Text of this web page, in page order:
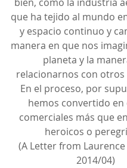
que ha tejido al mundo
y espacio continuo y
manera en que nos
planeta y la
relacionarnos con otros
En el proceso, por
hemos convertido en
comerciales más que en
heroicos o
(A Letter from
2014/04)